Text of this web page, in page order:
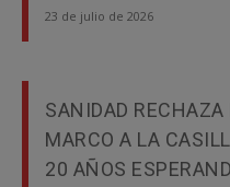
23 de julio de 2026
SANIDAD RECHAZA
MARCO A LA
20 AÑOS